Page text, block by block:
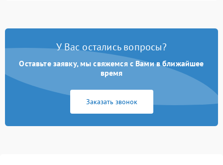
У Вас остались вопросы?
Оставьте заявку, мы свяжемся с Вами в ближайшее
время
Заказать звонок